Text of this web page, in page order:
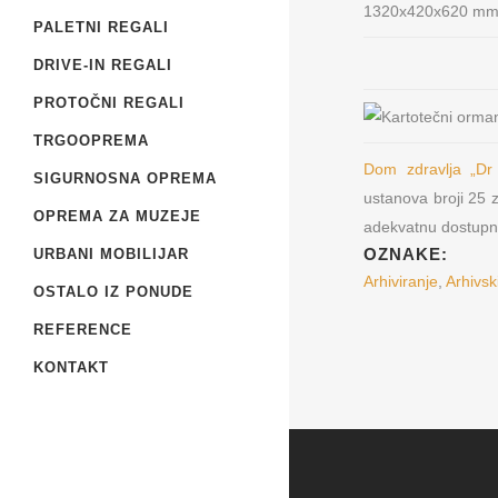
PALETNI REGALI
DRIVE-IN REGALI
PROTOČNI REGALI
TRGOOPREMA
SIGURNOSNA OPREMA
OPREMA ZA MUZEJE
URBANI MOBILIJAR
OSTALO IZ PONUDE
REFERENCE
KONTAKT
1320x420x620 mm.
Dom zdravlja
ustanova broji 25
adekvatnu
OZNAKE:
Arhiviranje,
Metal Furniture
Beograd